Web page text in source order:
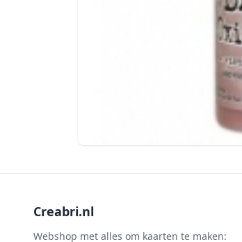
Creabri.nl
Webshop met alles om kaarten te maken: